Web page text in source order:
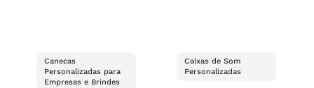
Canecas
Personalizadas para
Empresas e Brindes
Caixas de Som
Personalizadas